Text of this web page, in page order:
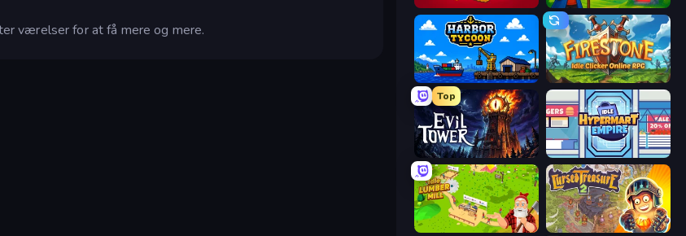
værelser for at få mere og mere.
Farm-51: Secret Harvest Idle Magic Academy Tycoon
Harbor Tycoon Firestone – Idle Clicker Online RPG
Top
Evil Tower Idle Hypermart Empire
Idle Lumber Mill Cursed Treasure 2